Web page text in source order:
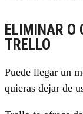
ELIMINAR O
TRELLO
Puede llegar un
quieras dejar de